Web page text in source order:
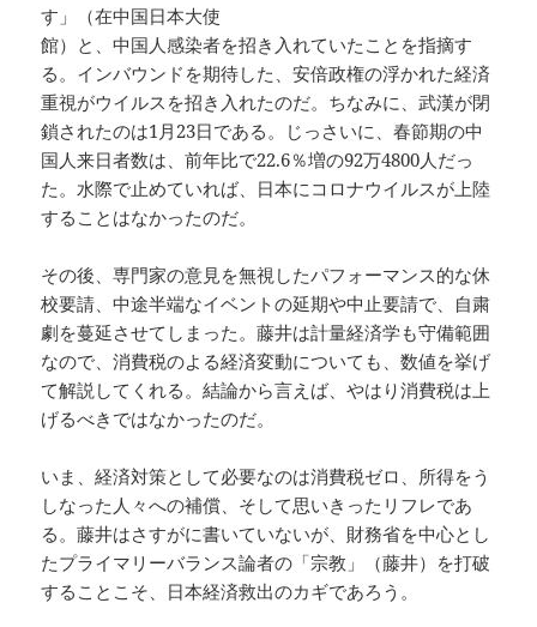
す」（在中国日本大使
館）と、中国人感染者を招き入れていたことを指摘す
る。インバウンドを期待した、安倍政権の浮かれた経済
重視がウイルスを招き入れたのだ。ちなみに、武漢が閉
鎖されたのは1月23日である。じっさいに、春節期の中
国人来日者数は、前年比で22.6％増の92万4800人だっ
た。水際で止めていれば、日本にコロナウイルスが上陸
することはなかったのだ。
その後、専門家の意見を無視したパフォーマンス的な休
校要請、中途半端なイベントの延期や中止要請で、自粛
劇を蔓延させてしまった。藤井は計量経済学も守備範囲
なので、消費税のよる経済変動についても、数値を挙げ
て解説してくれる。結論から言えば、やはり消費税は上
げるべきではなかったのだ。
いま、経済対策として必要なのは消費税ゼロ、所得をう
しなった人々への補償、そして思いきったリフレであ
る。藤井はさすがに書いていないが、財務省を中心とし
たプライマリーバランス論者の「宗教」（藤井）を打破
することこそ、日本経済救出のカギであろう。